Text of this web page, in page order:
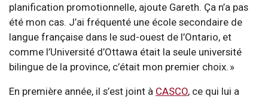
planification promotionnelle, ajoute Gareth. Ça n’a pas
été mon cas. J’ai fréquenté une école secondaire de
langue française dans le sud-ouest de l’Ontario, et
comme l’Université d’Ottawa était la seule université
bilingue de la province, c’était mon premier choix. »
En première année, il s’est joint à CASCO, ce qui lui a